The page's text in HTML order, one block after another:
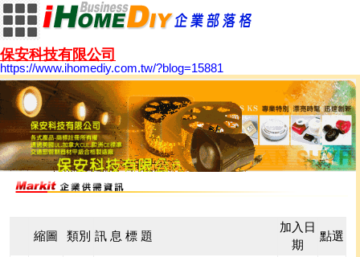
保安科技有限公司
https://www.ihomediy.com.tw/?blog=15881
縮圖 類別 訊 息 標 題
加入日
期
點選